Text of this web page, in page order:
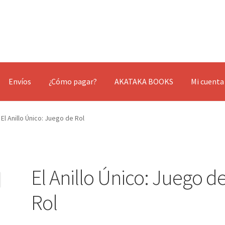
Envíos ¿Cómo pagar? AKATAKA BOOKS Mi cuenta
El Anillo Único: Juego de Rol
El Anillo Único: Juego
Rol